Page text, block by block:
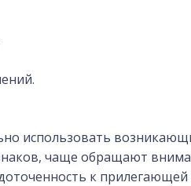
использовать
чаще обращают
к